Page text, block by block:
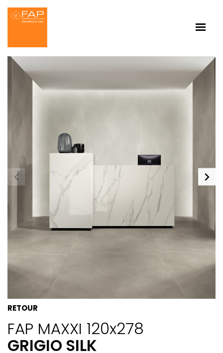
RETOUR
FAP MAXXI 120x278
GRIGIO SILK